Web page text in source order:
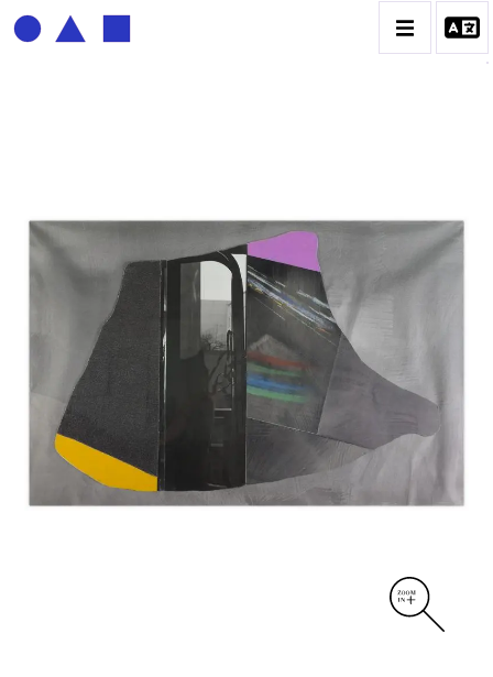
BIOGRAPHIE
CATALOGUE DES OEUVRES
ECRITURE DE LUMIÈRE
PHOTO / PEINTURE
TÉNÈBRES ET LUMIÈRE
CONTACT